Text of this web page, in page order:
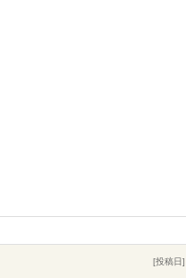
[投稿日